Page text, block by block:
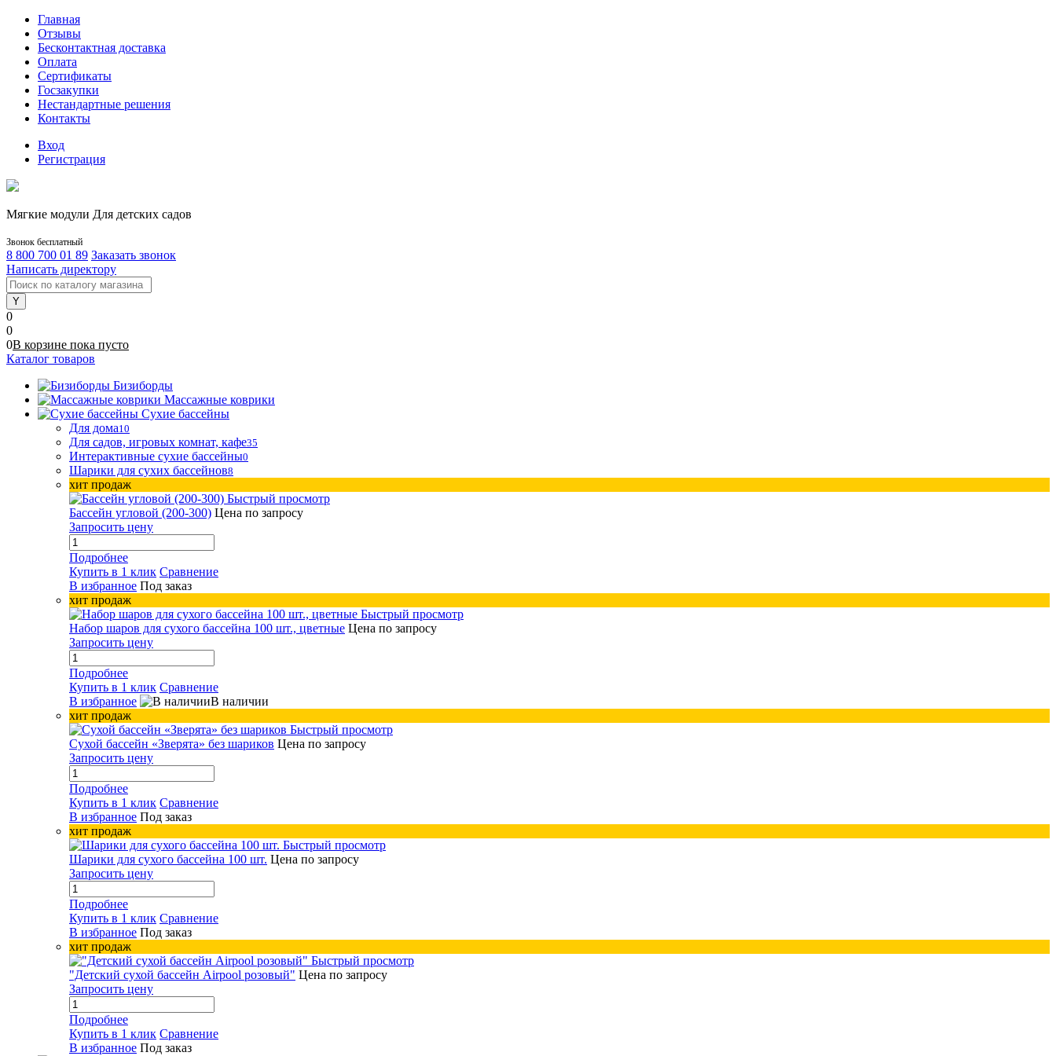
Главная
Отзывы
Бесконтактная доставка
Оплата
Сертификаты
Госзакупки
Нестандартные решения
Контакты
Вход
Регистрация
Мягкие модули Для детских садов
Звонок бесплатный
8 800 700 01 89 Заказать звонок
Написать директору
0
0
0В корзине пока пусто
Каталог товаров
Бизиборды
Массажные коврики
Сухие бассейны
Для дома10
Для садов, игровых комнат, кафе35
Интерактивные сухие бассейны0
Шарики для сухих бассейнов8
хит продаж
Быстрый просмотр
Бассейн угловой (200-300) Цена по запросу
Запросить цену
Подробнее
Купить в 1 клик Сравнение
В избранное Под заказ
хит продаж
Быстрый просмотр
Набор шаров для сухого бассейна 100 шт., цветные Цена по запросу
Запросить цену
Подробнее
Купить в 1 клик Сравнение
В избранное
В наличии
хит продаж
Быстрый просмотр
Сухой бассейн «Зверята» без шариков Цена по запросу
Запросить цену
Подробнее
Купить в 1 клик Сравнение
В избранное Под заказ
хит продаж
Быстрый просмотр
Шарики для сухого бассейна 100 шт. Цена по запросу
Запросить цену
Подробнее
Купить в 1 клик Сравнение
В избранное Под заказ
хит продаж
Быстрый просмотр
"Детский сухой бассейн Airpool розовый" Цена по запросу
Запросить цену
Подробнее
Купить в 1 клик Сравнение
В избранное Под заказ